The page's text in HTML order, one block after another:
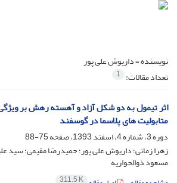
نویسنده =داریوش علی پور
تعداد مقالات: 1
اثر تیمول به دو شکل آزاد و آهسته رهش بر
متابولیت های پلاسما در گوسفند
دوره 3، شماره 4، اسفند 1393، صفحه
75-88
زهرا زمانی؛ داریوش علی پور؛ حمیدرضا مقیمی؛ سید
مسعود ذوالحواریه
311.5 K